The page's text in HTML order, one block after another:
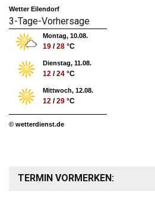
Wetter Eilendorf
3-Tage-Vorhersage
Montag, 10.08.
19 /28 °C
Dienstag, 11.08.
12 /24 °C
Mittwoch, 12.08.
12 /29 °C
© wetterdienst.de
TERMIN VORMERKEN: